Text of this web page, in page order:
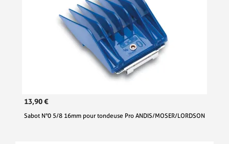
13,90 €
Sabot N°0 5/8 16mm pour tondeuse Pro ANDIS/MOSER/LORDSON